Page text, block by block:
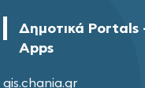
Δημοτικά Portals
Apps
gis.chania.gr